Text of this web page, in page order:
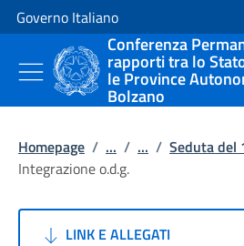
Vai al contenuto
Vai alla navigazione del sito
Governo Italiano
Conferenza
rapporti tra lo
le Province
Bolzano
Homepage / ... / ... / Seduta
Integrazione o.d.g.
LINK E ALLEGATI